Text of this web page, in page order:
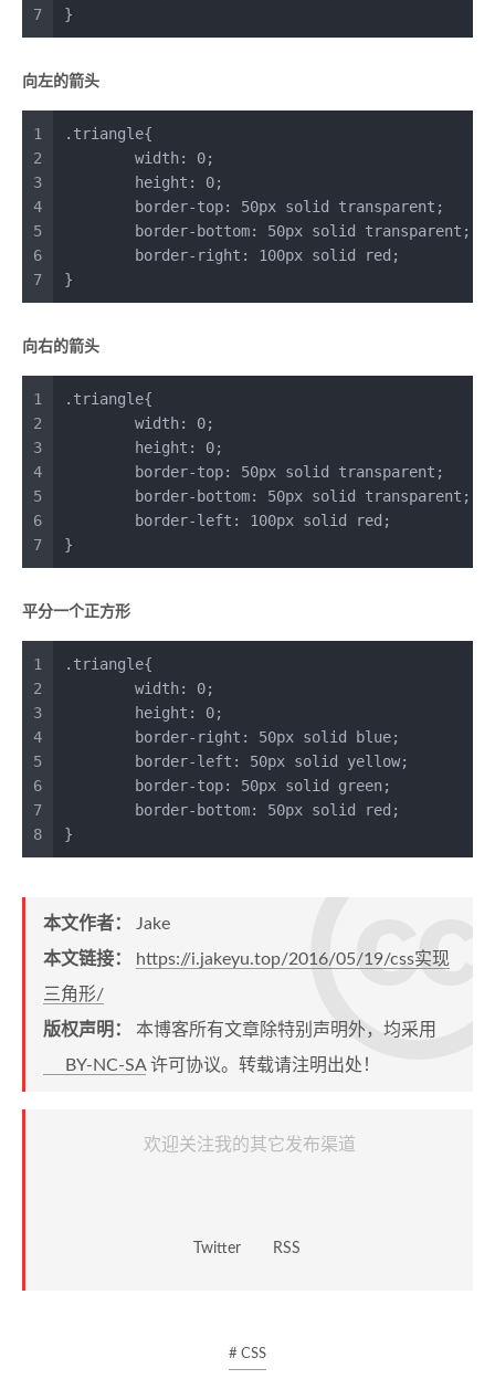
7
}
向左的箭头
1
2
3
4
5
6
7
.triangle{
width: 0;
height : 0;
border-top: 50px solid transparent;
border-bottom: 50px solid transparent;
border-right : 100px solid red;
}
向右的箭头
1
2
3
4
5
6
7
.triangle{
width: 0;
height : 0;
border-top: 50px solid transparent;
border-bottom: 50px solid transparent;
border-left : 100px solid red;
}
平分一个正方形
1
2
3
4
5
6
7
8
.triangle{
width: 0;
height : 0;
border-right : 50px solid blue;
border-left : 50px solid yellow;
border-top: 50px solid green;
border-bottom: 50px solid red;
}
本文作者：
Jake
本文链接：
https://i.jakeyu.top/2016/05/19/css实现
三角形/
版权声明： 本博客所有文章除特别声明外，均采用
BY-NC-SA许可协议。转载请注明出处！
欢迎关注我的其它发布渠道
Twitter RSS
# CSS